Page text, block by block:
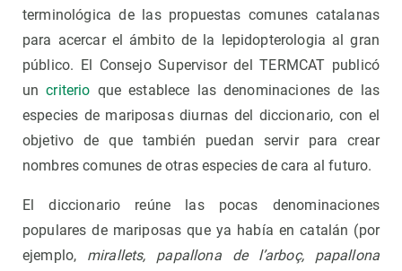
terminológica de las propuestas comunes catalanas
para acercar el ámbito de la lepidopterologia al gran
público. El Consejo Supervisor del TERMCAT publicó
uncriterio que establece las denominaciones de las
especies de mariposas diurnas del diccionario, con el
objetivo de que también puedan servir para crear
nombres comunes de otras especies de cara al futuro.
El diccionario reúne las pocas denominaciones
populares de mariposas que ya había en catalán (por
ejemplo, mirallets, papallona de l’arboç, papallona